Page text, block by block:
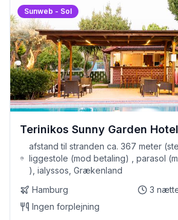
Sunweb - Sol
Terinikos Sunny Garden Hotel
afstand til stranden ca. 367 meter
liggestole (mod betaling) , parasol
), ialyssos, Grækenland
Hamburg 3
Ingen forplejning